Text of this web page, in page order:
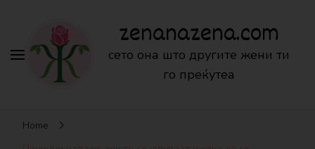
zenanazena.com
сето она што другите жени ти
го преќутеа
Home